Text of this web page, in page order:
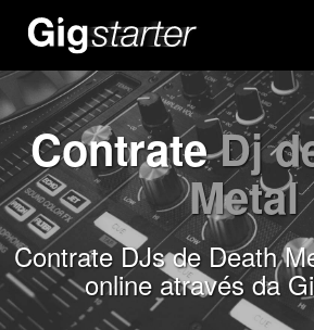
ContrateDj
Metal
Contrate DJs de Death
online através da